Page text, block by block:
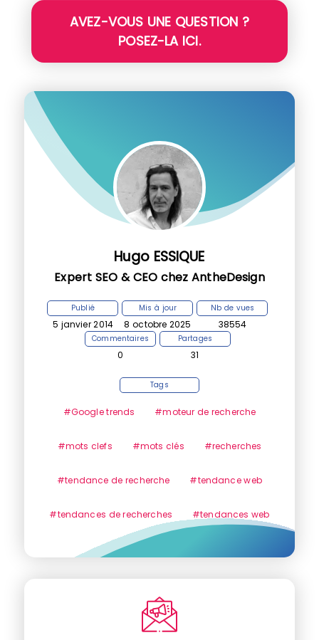
AVEZ-VOUS UNE QUESTION ?
POSEZ-LA ICI.
Hugo ESSIQUE
Expert SEO & CEO chez AntheDesign
Publié
5 janvier 2014
Mis à jour
8 octobre 2025
Nb de vues
38554
Commentaires
0
Partages
31
Tags
#Google trends #moteur de recherche
#mots clefs #mots clés #recherches
#tendance de recherche #tendance web
#tendances de recherches #tendances web